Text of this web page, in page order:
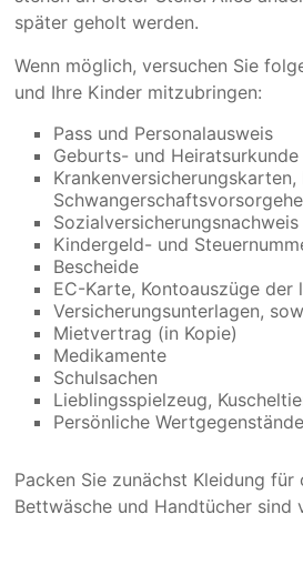
später geholt werden.
Wenn möglich, versuchen Sie
und Ihre Kinder mitzubringen:
Pass und Personalausweis
Geburts- und Heiratsurkunde
Sozialversicherungsnachweis
Kindergeld- und
Bescheide
EC-Karte, Kontoauszüge
Versicherungsunterlagen,
Mietvertrag (in Kopie)
Medikamente
Schulsachen
Lieblingsspielzeug,
Persönliche
Packen Sie zunächst Kleidung für
Bettwäsche und Handtücher sind